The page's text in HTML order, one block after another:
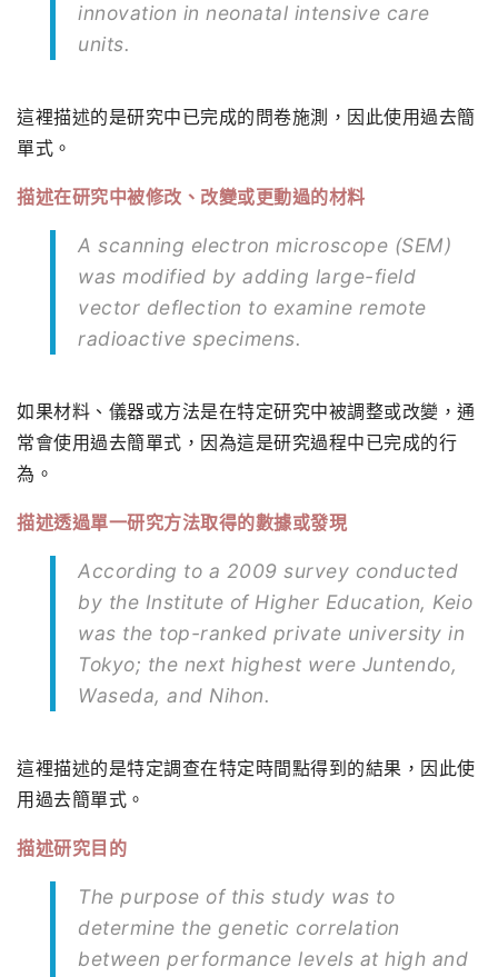
innovation in neonatal intensive care
units.
這裡描述的是研究中已完成的問卷施測，因此使用過去簡
單式。
描述在研究中被修改、改變或更動過的材料
A scanning electron microscope (SEM)
was modified by adding large-field
vector deflection to examine remote
radioactive specimens.
如果材料、儀器或方法是在特定研究中被調整或改變，通
常會使用過去簡單式，因為這是研究過程中已完成的行
為。
描述透過單一研究方法取得的數據或發現
According to a 2009 survey conducted
by the Institute of Higher Education, Keio
was the top-ranked private university in
Tokyo; the next highest were Juntendo,
Waseda, and Nihon.
這裡描述的是特定調查在特定時間點得到的結果，因此使
用過去簡單式。
描述研究目的
The purpose of this study was to
determine the genetic correlation
between performance levels at high and